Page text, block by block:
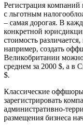
Регистрация компаний
с льготным
– самая дорогая. В
конкретной
стоимость различается,
например, создать
Великобритании
среднем за 2000 $, а в
$.
Классические
зарегистрировать
административно-
размещения бизнеса